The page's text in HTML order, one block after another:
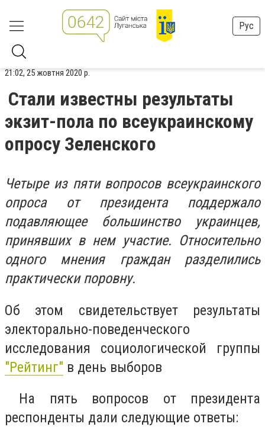
Рус
21:02, 25 жовтня 2020 р.
Стали известны результаты
экзит-пола по всеукраинскому
опросу Зеленского
Четыре из пяти вопросов всеукраинского
опроса от президента поддержало
подавляющее большинство украинцев,
принявших в нем участие. Относительно
одного мнения граждан разделились
практически поровну.
Об этом свидетельствует результаты
электорально-поведенческого
исследования социологической группы
"Рейтинг" в день выборов
На пять вопросов от президента
респонденты дали следующие ответы: